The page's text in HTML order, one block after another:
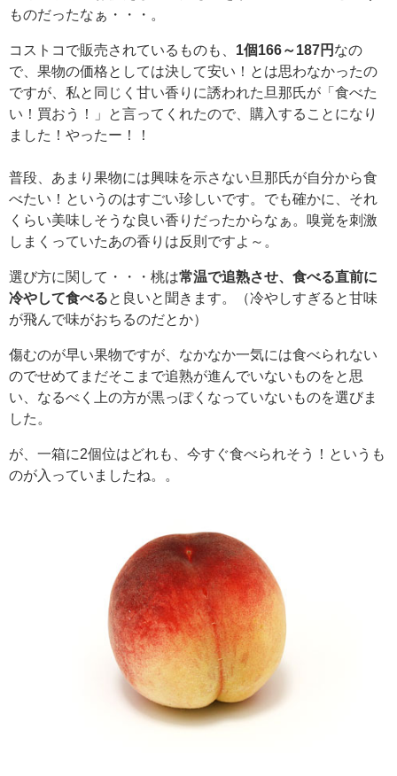
ものだったなぁ・・・。
コストコで販売されているものも、 1個166～187円 なの
で、果物の価格としては決して安い！とは思わなかったの
ですが、私と同じく甘い香りに誘われた旦那氏が「食べた
い！買おう！」と言ってくれたので、購入することになり
ました！やったー！！
普段、あまり果物には興味を示さない旦那氏が自分から食
べたい！というのはすごい珍しいです。でも確かに、それ
くらい美味しそうな良い香りだったからなぁ。嗅覚を刺激
しまくっていたあの香りは反則ですよ～。
選び方に関して・・・桃は常温で追熟させ、食べる直前に
冷やして食べると良いと聞きます。（冷やしすぎると甘味
が飛んで味がおちるのだとか）
傷むのが早い果物ですが、なかなか一気には食べられない
のでせめてまだそこまで追熟が進んでいないものをと思
い、なるべく上の方が黒っぽくなっていないものを選びま
した。
が、一箱に2個位はどれも、今すぐ食べられそう！というも
のが入っていましたね。。